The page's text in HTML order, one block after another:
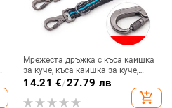
Мрежеста дръжка с къса каишка
за куче, къса каишка за куче,
светлоотразяваща стъпка,
каишки за големи кучета, къс
повод за голямо куче, късо въже
14.21 €/27.79 лв
add_shopping_cart